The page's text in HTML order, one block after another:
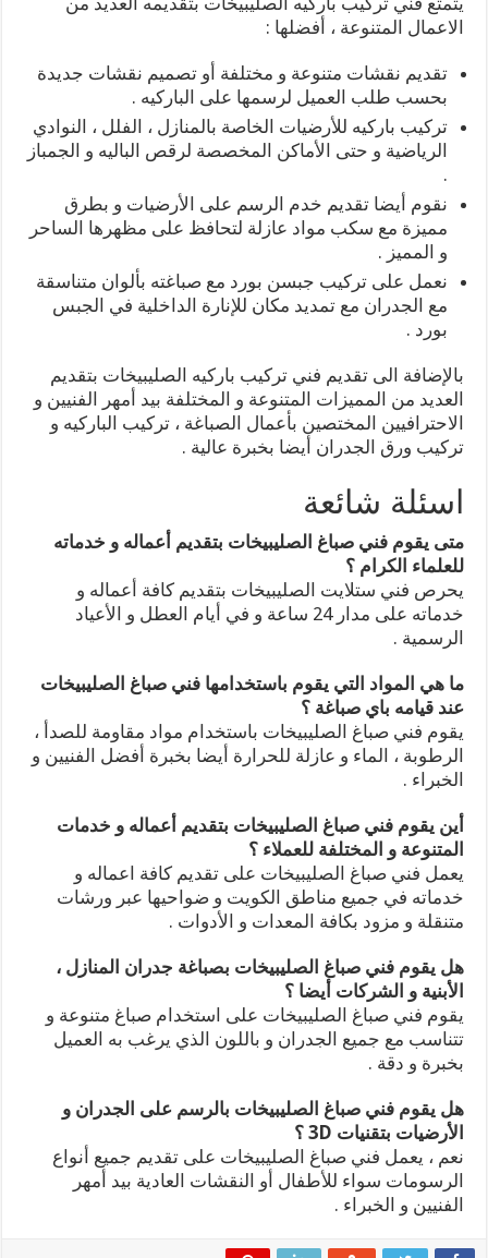
الاعمال المتنوعة ، أفضلها :
تقديم نقشات متنوعة و مختلفة أو تصميم نقشات جديدة
بحسب طلب العميل لرسمها على الباركيه .
تركيب باركيه للأرضيات الخاصة بالمنازل ، الفلل ، النوادي
الرياضية و حتى الأماكن المخصصة لرقص الباليه و الجمباز
.
نقوم أيضا تقديم خدم الرسم على الأرضيات و بطرق
مميزة مع سكب مواد عازلة لتحافظ على مظهرها الساحر
و المميز .
نعمل على تركيب جبسن بورد مع صباغته بألوان متناسقة
مع الجدران مع تمديد مكان للإنارة الداخلية في الجبس
بورد .
بالإضافة الى تقديم فني تركيب باركيه الصليبيخات بتقديم
العديد من المميزات المتنوعة و المختلفة بيد أمهر الفنيين و
الاحترافيين المختصين بأعمال الصباغة ، تركيب الباركيه و
تركيب ورق الجدران أيضا بخبرة عالية .
اسئلة شائعة
متى يقوم فني صباغ الصليبيخات بتقديم أعماله و خدماته
للعلماء الكرام ؟
يحرص فني ستلايت الصليبيخات بتقديم كافة أعماله و
خدماته على مدار 24 ساعة و في أيام العطل و الأعياد
الرسمية .
ما هي المواد التي يقوم باستخدامها فني صباغ الصليبيخات
عند قيامه باي صباغة ؟
يقوم فني صباغ الصليبيخات باستخدام مواد مقاومة للصدأ ،
الرطوبة ، الماء و عازلة للحرارة أيضا بخبرة أفضل الفنيين و
الخبراء .
أين يقوم فني صباغ الصليبيخات بتقديم أعماله و خدمات
المتنوعة و المختلفة للعملاء ؟
يعمل فني صباغ الصليبيخات على تقديم كافة اعماله و
خدماته في جميع مناطق الكويت و ضواحيها عبر ورشات
متنقلة و مزود بكافة المعدات و الأدوات .
هل يقوم فني صباغ الصليبيخات بصباغة جدران المنازل ،
الأبنية و الشركات أيضا ؟
يقوم فني صباغ الصليبيخات على استخدام صباغ متنوعة و
تتناسب مع جميع الجدران و باللون الذي يرغب به العميل
بخبرة و دقة .
هل يقوم فني صباغ الصليبيخات بالرسم على الجدران و
الأرضيات بتقنيات 3D ؟
نعم ، يعمل فني صباغ الصليبيخات على تقديم جميع أنواع
الرسومات سواء للأطفال أو النقشات العادية بيد أمهر
الفنيين و الخبراء .